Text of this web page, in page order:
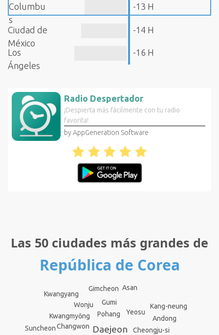
Columbu
s
-13 H
Ciudad de
México
-14 H
Los
Ángeles
-16 H
Radio Despertador
¡Despierta más fácilmente con tu radio
favorita!
by AppGeneration Software
Las 50 ciudades más grandes de
República de Corea
Daejeon Cheongju-si
Changwon
Pohang
Kwangmyŏng Yeosu
Gumi
Wonju
Suncheon
Kang-neung
Gimcheon
Andong
Asan
Kwangyang